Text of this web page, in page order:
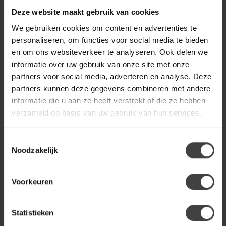
Deze website maakt gebruik van cookies
We gebruiken cookies om content en advertenties te
personaliseren, om functies voor social media te bieden
en om ons websiteverkeer te analyseren. Ook delen we
informatie over uw gebruik van onze site met onze
partners voor social media, adverteren en analyse. Deze
partners kunnen deze gegevens combineren met andere
informatie die u aan ze heeft verstrekt of die ze hebben
verzameld op basis van uw gebruik van hun services.
Noodzakelijk
Voorkeuren
Statistieken
By Boo Salontafel Patterna -
groen
WOONMAX
WoonMax Eettafel
Wellington Deens Ovaal
uitschuifbaar Lamulux -
Diverse kleuren en
afmetingen
€1.299,00
op met onze klantenservice
info@dewoonwinkel.nlof
+31